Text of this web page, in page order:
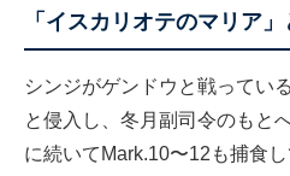
「イスカリオテのマリア
シンジがゲンドウと戦ってい
と侵入し、冬月副司令のもと
に続いてMark.10〜12も捕食